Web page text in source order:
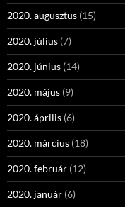
2020. augusztus (15)
2020. július (7)
2020. június (14)
2020. május (9)
2020. április (6)
2020. március (18)
2020. február (12)
2020. január (6)